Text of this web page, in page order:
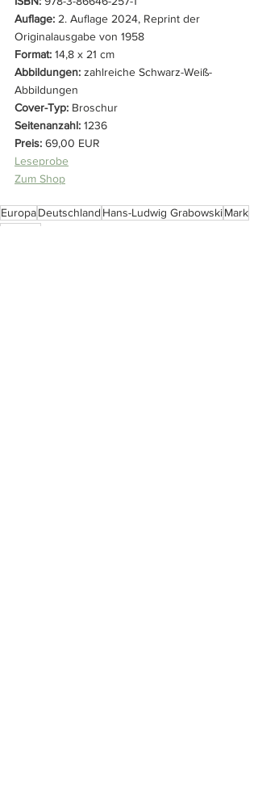
Auflage: 2. Auflage 2024, Reprint der
Originalausgabe von 1958
Format: 14,8 x 21 cm
Abbildungen: zahlreiche Schwarz-Weiß-
Abbildungen
Cover-Typ: Broschur
Seitenanzahl: 1236
Preis: 69,00 EUR
Leseprobe
Zum Shop
EuropaDeutschland Hans-Ludwig GrabowskiMark